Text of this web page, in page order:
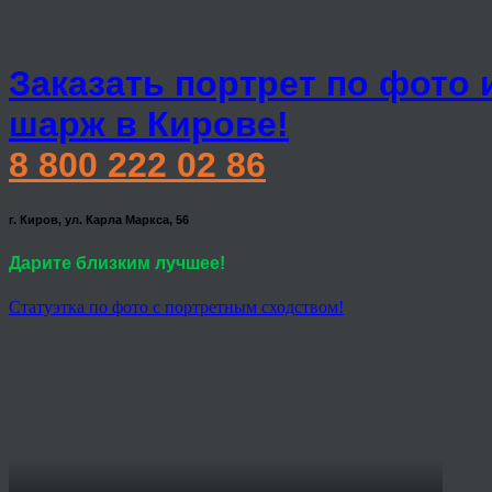
Заказать портрет по фото
шарж в Кирове!
8 800 222 02 86
г. Киров, ул. Карла Маркса, 56
Дарите близким лучшее!
Статуэтка по фото с портретным сходством!